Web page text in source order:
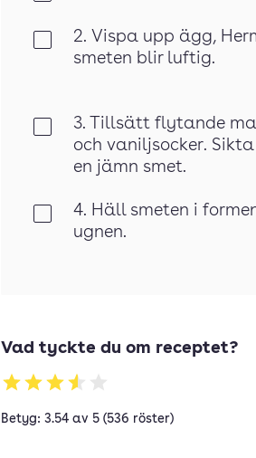
2. Vispa upp ägg,
smeten blir luftig.
3. Tillsätt flytande
och vaniljsocker.
en jämn smet.
4. Häll smeten i
ugnen.
Vad tyckte du om receptet?
Betyg: 3.54 av 5 (536 röster)